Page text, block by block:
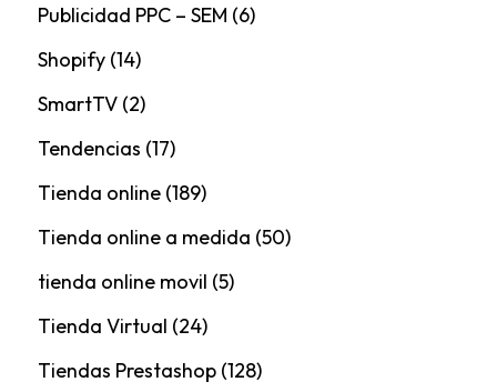
Publicidad PPC – SEM (6)
Shopify(14)
SmartTV(2)
Tendencias (17)
Tienda online(189)
Tienda online a medida (50)
tienda online movil (5)
Tienda Virtual (24)
Tiendas Prestashop(128)